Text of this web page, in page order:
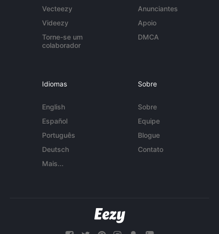
Vecteezy
Videezy
Torne-se um
colaborador
Anunciantes
Apoio
DMCA
Idiomas
English
Español
Português
Deutsch
Mais...
Sobre
Sobre
Equipe
Blogue
Contato